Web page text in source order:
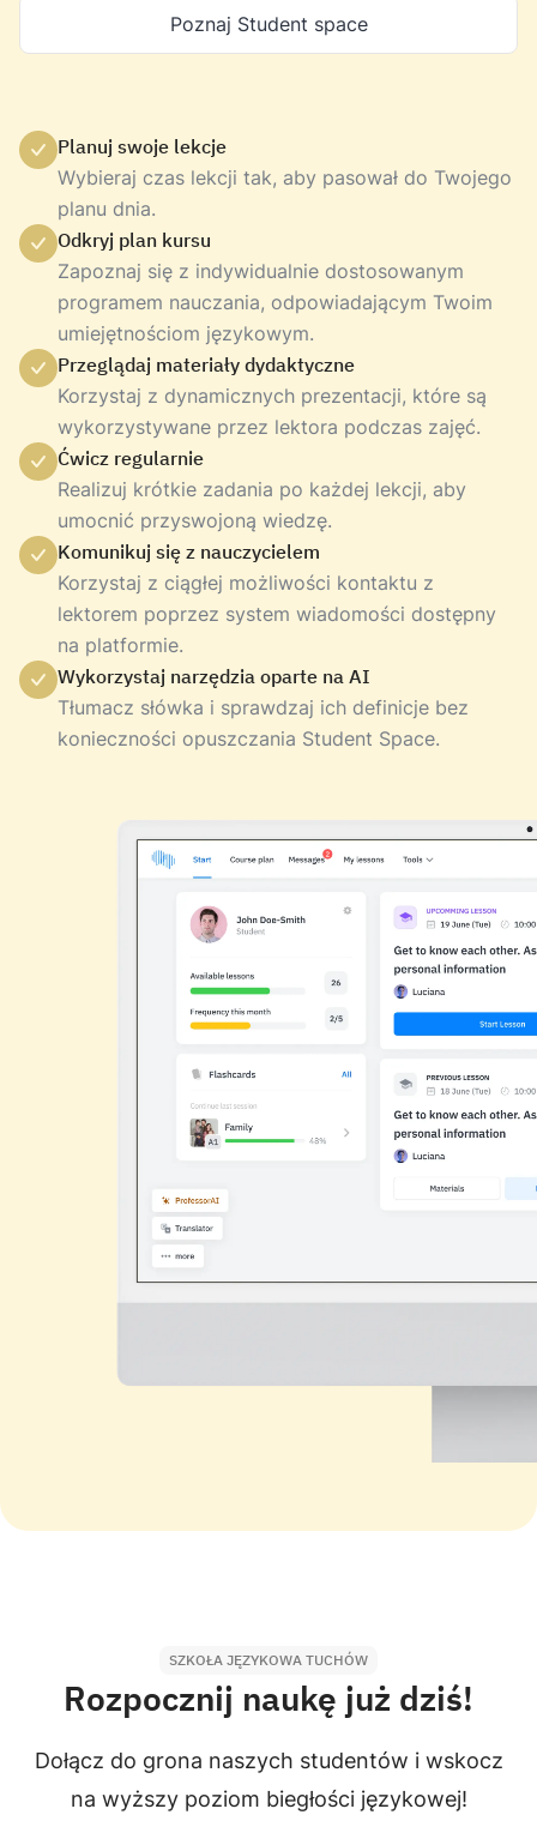
Poznaj Student space
Planuj swoje lekcje
Wybieraj czas lekcji tak, aby pasował do Twojego
planu dnia.
Odkryj plan kursu
Zapoznaj się z indywidualnie dostosowanym
programem nauczania, odpowiadającym Twoim
umiejętnościom językowym.
Przeglądaj materiały dydaktyczne
Korzystaj z dynamicznych prezentacji, które są
wykorzystywane przez lektora podczas zajęć.
Ćwicz regularnie
Realizuj krótkie zadania po każdej lekcji, aby
umocnić przyswojoną wiedzę.
Komunikuj się z nauczycielem
Korzystaj z ciągłej możliwości kontaktu z
lektorem poprzez system wiadomości dostępny
na platformie.
Wykorzystaj narzędzia oparte na AI
Tłumacz słówka i sprawdzaj ich definicje bez
konieczności opuszczania Student Space.
SZKOŁA JĘZYKOWA TUCHÓW
Rozpocznij naukę już dziś!
Dołącz do grona naszych studentów i wskocz
na wyższy poziom biegłości językowej!